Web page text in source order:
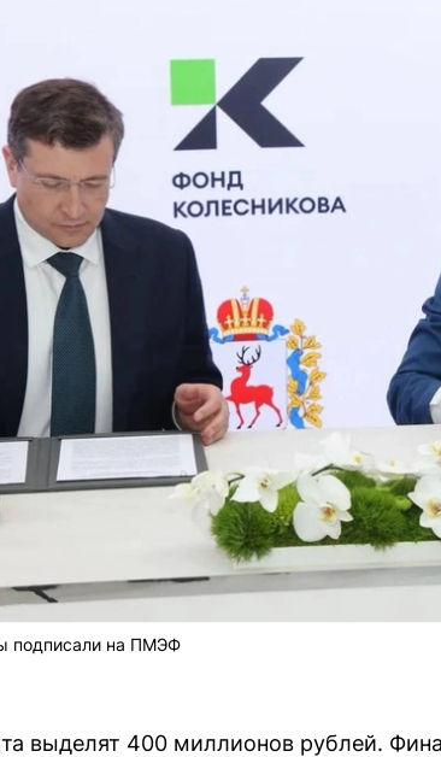
подписали на ПМЭФ
выделят 400 миллионов рублей.